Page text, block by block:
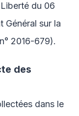
du 06
Général sur la
2016-679).
des
dans le